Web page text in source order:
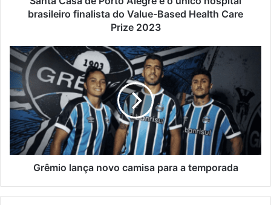
finalista
Based
Health
Care
Prize
2023
brasileiro finalista do Value-Based Health Care
Prize 2023
Grêmio
lança
novo
camisa
para
temporada
Grêmio lança novo camisa para a temporada